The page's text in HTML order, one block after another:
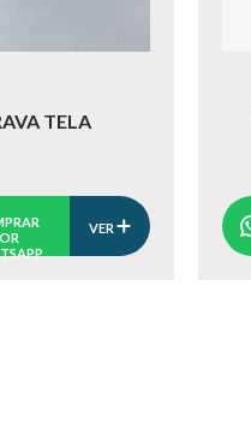
TELA
VER